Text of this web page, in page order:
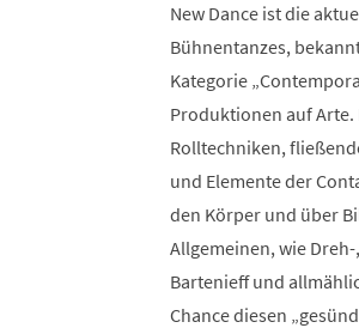
New Dance ist die
Bühnentanzes,
Kategorie
Produktionen auf Arte.
Rolltechniken,
und Elemente der
den Körper und über
Allgemeinen, wie
Bartenieff und
Chance diesen